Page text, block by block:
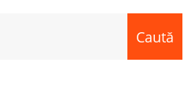
Caută